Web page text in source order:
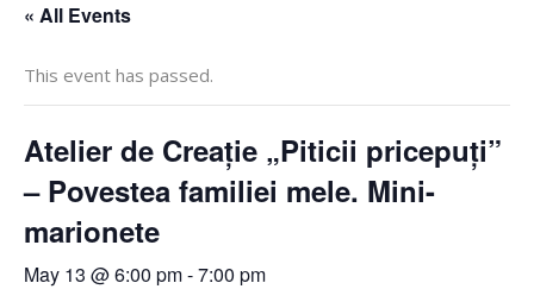
« All Events
This event has passed.
Atelier de Creație „Piticii pricepuți”
– Povestea familiei mele. Mini-
marionete
May 13 @ 6:00 pm-7:00 pm